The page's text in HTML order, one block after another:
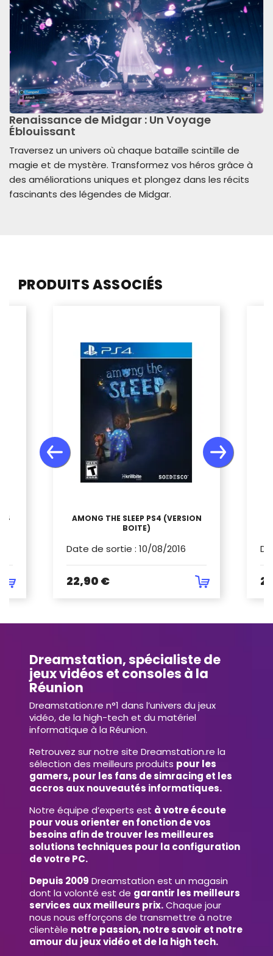
Renaissance de Midgar : Un Voyage
Éblouissant
Traversez un univers où chaque bataille scintille de
magie et de mystère. Transformez vos héros grâce à
des améliorations uniques et plongez dans les récits
fascinants des légendes de Midgar.
PRODUITS ASSOCIÉS
AMONG THE SLEEP PS4 (VERSION
BOITE)
Date de sortie : 10/08/2016
22,90 €
Dreamstation, spécialiste de
jeux vidéos et consoles à la
Réunion
Dreamstation.re n°1 dans l’univers du jeux
vidéo, de la high-tech et du matériel
informatique à la Réunion.
Retrouvez sur notre site Dreamstation.re la
sélection des meilleurs produits pour les
gamers, pour les fans de simracing et les
accros aux nouveautés informatiques.
Notre équipe d’experts est à votre écoute
pour vous orienter en fonction de vos
besoins afin de trouver les meilleures
solutions techniques pour la configuration
de votre PC.
Depuis 2009 Dreamstation est un magasin
dont la volonté est de garantir les meilleurs
services aux meilleurs prix.Chaque jour
nous nous efforçons de transmettre à notre
clientèle notre passion, notre savoir et notre
amour du jeux vidéo et de la high tech.